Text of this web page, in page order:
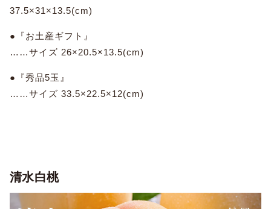
37.5×31×13.5(cm)
●『お土産ギフト』
……サイズ 26×20.5×13.5(cm)
●『秀品5玉』
……サイズ 33.5×22.5×12(cm)
清水白桃